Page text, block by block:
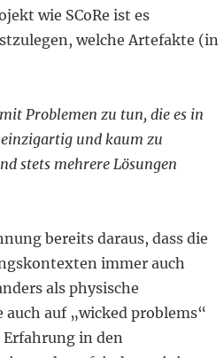
wie SCoRe ist es
welche Artefakte (in
Problemen zu tun, die es in
einzigartig und kaum zu
stets mehrere Lösungen
bereits daraus, dass die
immer auch
als physische
auf „wicked problems“
Erfahrung in den